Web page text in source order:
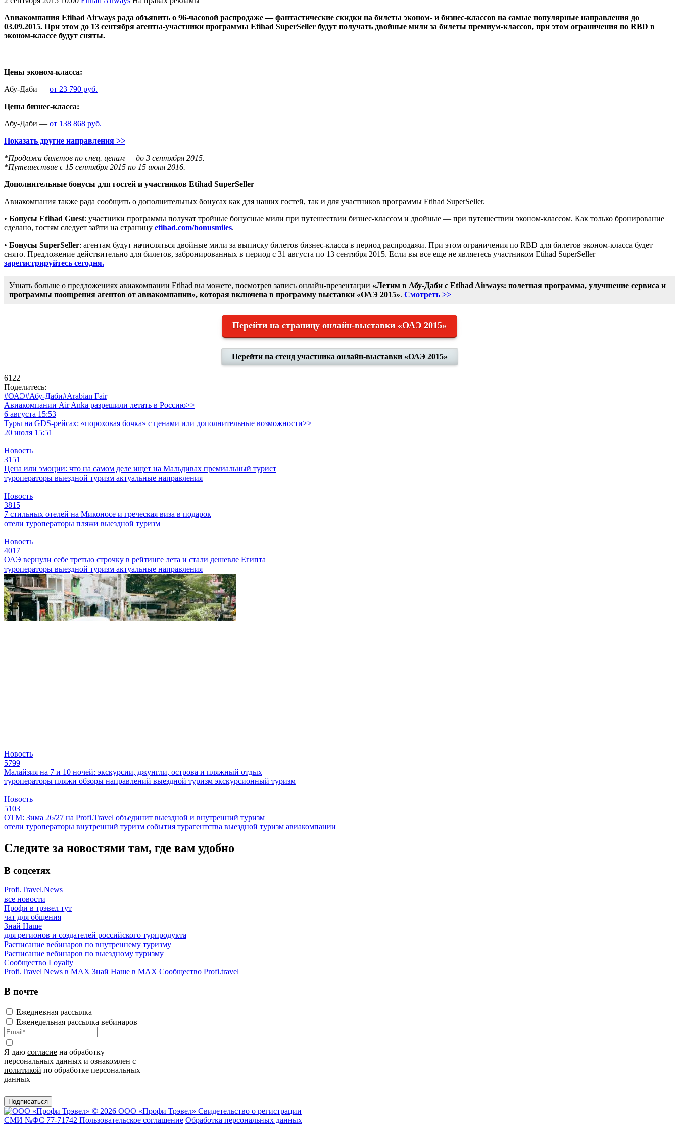
Авиакомпания Etihad Airways рада объявить о 96-часовой распродаже — фантастические скидки на билеты эконом- и бизнес-классов на самые популярные направления до
03.09.2015. При этом до 13 сентября агенты-участники программы Etihad SuperSeller будут получать двойные мили за билеты премиум-классов, при этом ограничения по RBD в
эконом-классе будут сняты.
Цены эконом-класса:
Абу-Даби — от 23 790 руб.
Цены бизнес-класса:
Абу-Даби — от 138 868 руб.
Показать другие направления >>
*Продажа билетов по спец. ценам — до 3 сентября 2015.
*Путешествие с 15 сентября 2015 по 15 июня 2016.
Дополнительные бонусы для гостей и участников Etihad SuperSeller
Авиакомпания также рада сообщить о дополнительных бонусах как для наших гостей, так и для участников программы Etihad SuperSeller.
• Бонусы Etihad Guest: участники программы получат тройные бонусные мили при путешествии бизнес-классом и двойные — при путешествии эконом-классом. Как только бронирование
сделано, гостям следует зайти на страницу etihad.com/bonusmiles.
• Бонусы SuperSeller: агентам будут начисляться двойные мили за выписку билетов бизнес-класса в период распродажи. При этом ограничения по RBD для билетов эконом-класса будет
снято. Предложение действительно для билетов, забронированных в период с 31 августа по 13 сентября 2015. Если вы все еще не являетесь участником Etihad SuperSeller —
зарегистрируйтесь сегодня.
Узнать больше о предложениях авиакомпании Etihad вы можете, посмотрев запись онлайн-презентации «Летим в Абу-Даби с Etihad Airways: полетная программа, улучшение сервиса и
программы поощрения агентов от авиакомпании», которая включена в программу выставки «ОАЭ 2015». Смотреть >>
Перейти на страницу онлайн-выставки «ОАЭ 2015»
Перейти на стенд участника онлайн-выставки «ОАЭ 2015»
6122
Поделитесь:
#ОАЭ#Абу-Даби#Arabian Fair
Авиакомпании Air Anka разрешили летать в Россию>>
6 августа 15:53
Туры на GDS-рейсах: «пороховая бочка» с ценами или дополнительные возможности>>
20 июля 15:51
Новость
3151
Цена или эмоции: что на самом деле ищет на Мальдивах премиальный турист
туроператоры выездной туризм актуальные направления
Новость
3815
7 стильных отелей на Миконосе и греческая виза в подарок
отели туроператоры пляжи выездной туризм
Новость
4017
ОАЭ вернули себе третью строчку в рейтинге лета и стали дешевле Египта
туроператоры выездной туризм актуальные направления
Новость
5799
Малайзия на 7 и 10 ночей: экскурсии, джунгли, острова и пляжный отдых
туроператоры пляжи обзоры направлений выездной туризм экскурсионный туризм
Новость
5103
ОТМ: Зима 26/27 на Profi.Travel объединит выездной и внутренний туризм
отели туроператоры внутренний туризм события турагентства выездной туризм авиакомпании
Следите за новостями там, где вам удобно
В соцсетях
Profi.Travel.News
все новости
Профи в трэвел тут
чат для общения
Знай Наше
для регионов и создателей российского турпродукта
Расписание вебинаров по внутреннему туризму
Расписание вебинаров по выездному туризму
Сообщество Loyalty
Profi.Travel News в MAX Знай Наше в MAX Сообщество Profi.travel
В почте
Ежедневная рассылка
Еженедельная рассылка вебинаров
Я даю согласие на обработку
персональных данных и ознакомлен с
политикой по обработке персональных
данных
Подписаться
© 2026 ООО «Профи Трэвeл» Свидетельство о регистрации
СМИ №ФС 77-71742 Пользовательское соглашение Обработка персональных данных